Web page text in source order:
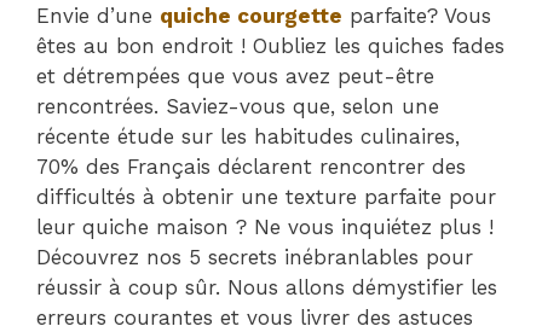
Envie d’une quiche courgette parfaite? Vous
êtes au bon endroit ! Oubliez les quiches fades
et détrempées que vous avez peut-être
rencontrées. Saviez-vous que, selon une
récente étude sur les habitudes culinaires,
70% des Français déclarent rencontrer des
difficultés à obtenir une texture parfaite pour
leur quiche maison ? Ne vous inquiétez plus !
Découvrez nos 5 secrets inébranlables pour
réussir à coup sûr. Nous allons démystifier les
erreurs courantes et vous livrer des astuces